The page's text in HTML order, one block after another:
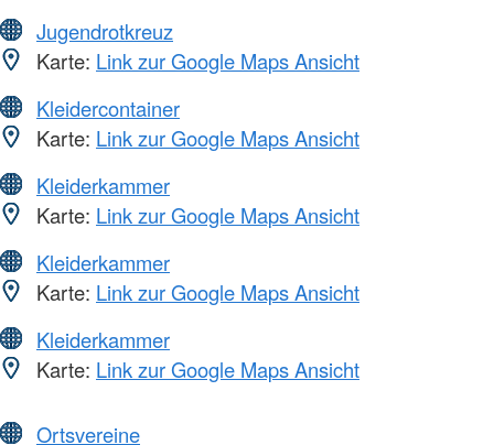
Jugendrotkreuz
Karte: Link zur Google Maps Ansicht
Kleidercontainer
Karte: Link zur Google Maps Ansicht
Kleiderkammer
Karte: Link zur Google Maps Ansicht
Kleiderkammer
Karte: Link zur Google Maps Ansicht
Kleiderkammer
Karte: Link zur Google Maps Ansicht
Ortsvereine